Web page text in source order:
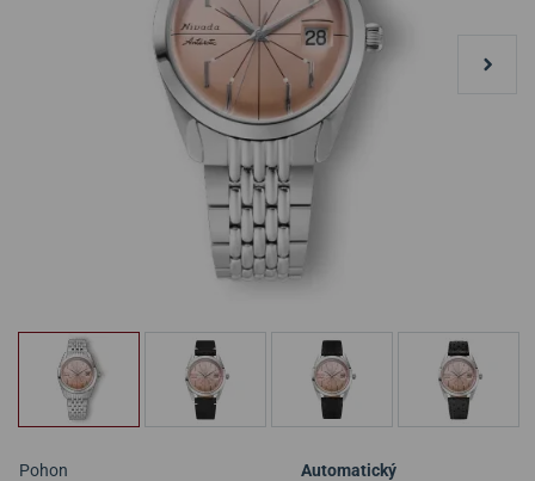
Pohon
Automatický